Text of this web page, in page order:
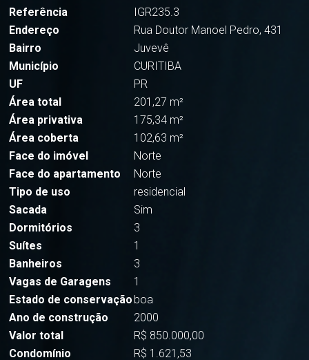
Referência
IGR235.3
Endereço
Rua Doutor Manoel Pedro, 431
Bairro
Juvevê
Município
CURITIBA
UF
PR
Área total
201,27 m²
Área privativa
175,34 m²
Área coberta
102,63 m²
Face do imóvel
Norte
Face do apartamento
Norte
Tipo de uso
residencial
Sacada
Sim
Dormitórios
3
Suítes
1
Banheiros
3
Vagas de Garagens
1
Estado de conservação boa
Ano de construção
2000
Valor total
R$ 850.000,00
Condomínio
R$ 1.621,53